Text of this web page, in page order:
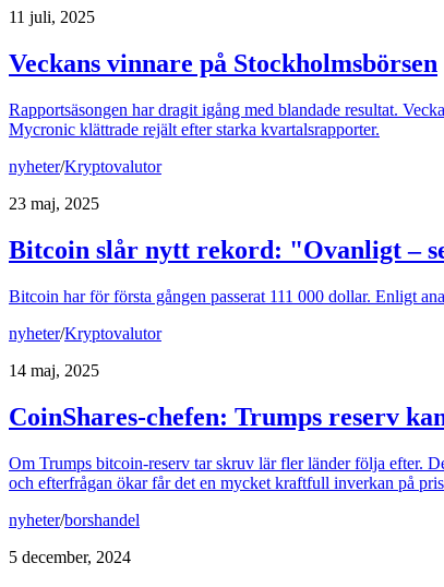
11 juli, 2025
Veckans vinnare på Stockholmsbörsen
Rapportsäsongen har dragit igång med blandade resultat.
Mycronic klättrade rejält efter starka kvartalsrapporter.
nyheter/Kryptovalutor
23 maj, 2025
Bitcoin slår nytt rekord: "Ovanligt –
Bitcoin har för första gången passerat 111 000 dollar. Enligt
nyheter/Kryptovalutor
14 maj, 2025
CoinShares-chefen: Trumps reserv
Om Trumps bitcoin-reserv tar skruv lär fler länder följa efter.
och efterfrågan ökar får det en mycket kraftfull inverkan på
nyheter/borshandel
5 december, 2024